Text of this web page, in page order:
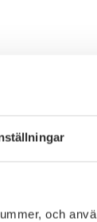
och